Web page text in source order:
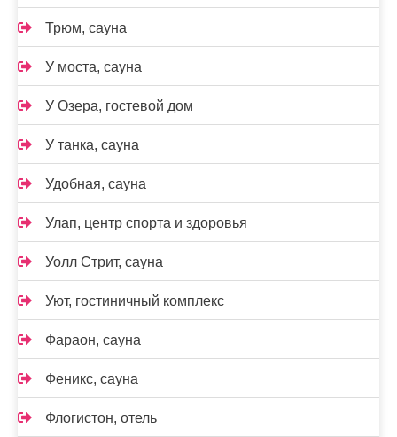
Трюм, сауна
У моста, сауна
У Озера, гостевой дом
У танка, сауна
Удобная, сауна
Улап, центр спорта и здоровья
Уолл Стрит, сауна
Уют, гостиничный комплекс
Фараон, сауна
Феникс, сауна
Флогистон, отель